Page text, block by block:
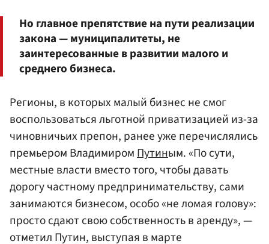
Но главное препятствие на пути реализации
закона — муниципалитеты, не
заинтересованные в развитии малого и
среднего бизнеса.
Регионы, в которых малый бизнес не смог
воспользоваться льготной приватизацией из-за
чиновничьих препон, ранее уже перечислялись
премьером ВладимиромПутиным. «По сути,
местные власти вместо того, чтобы давать
дорогу частному предпринимательству, сами
занимаются бизнесом, особо «не ломая голову»:
просто сдают свою собственность в аренду», —
отметил Путин, выступая в марте